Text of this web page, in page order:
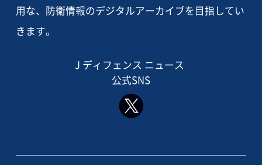
用な、防衛情報のデジタルアーカイブを目指してい
きます。
J ディフェンス ニュース
公式SNS